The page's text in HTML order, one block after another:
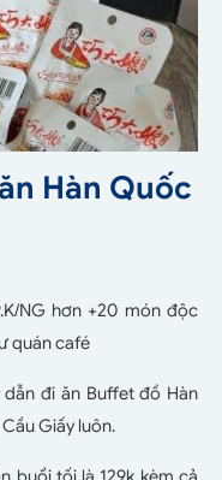
Hàn Quốc
NG hơn +20 món độc
quán café
đi ăn Buffet đồ Hàn
Giấy luôn.